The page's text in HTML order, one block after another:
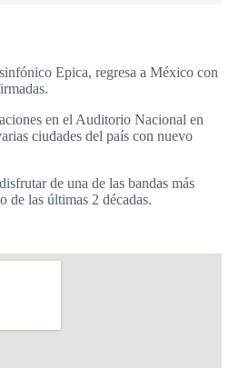
Epica, regresa a México con
en el Auditorio Nacional en
ciudades del país con nuevo
de una de las bandas más
de las últimas 2 décadas.